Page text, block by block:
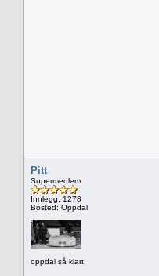
Pitt
Supermedlem
Innlegg: 1278
Bosted: Oppdal
oppdal så klart